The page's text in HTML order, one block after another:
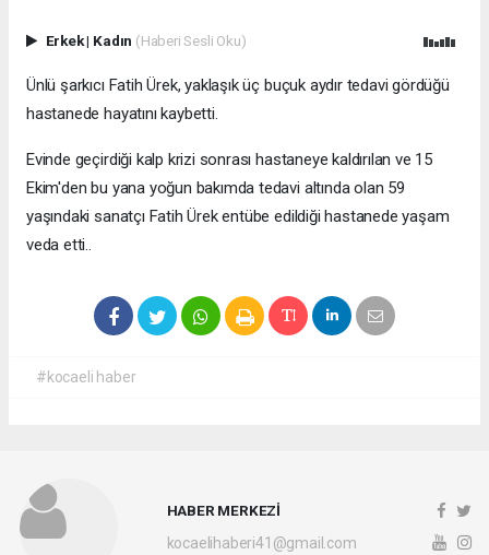
Erkek| Kadın (Haberi Sesli Oku)
Ünlü şarkıcı Fatih Ürek, yaklaşık üç buçuk aydır tedavi gördüğü
hastanede hayatını kaybetti.
Evinde geçirdiği kalp krizi sonrası hastaneye kaldırılan ve 15
Ekim'den bu yana yoğun bakımda tedavi altında olan 59
yaşındaki sanatçı Fatih Ürek entübe edildiği hastanede yaşam
veda etti..
#kocaeli haber
HABER MERKEZİ
kocaelihaberi41@gmail.com